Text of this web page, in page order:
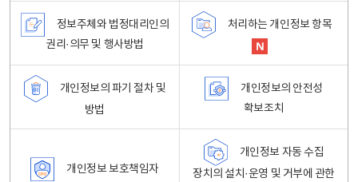
정보주체와 법정대리인의
권리·의무 및 행사방법
처리하는 개인정보 항목
개인정보의 파기 절차 및
방법
개인정보의 안전성
확보조치
개인정보 보호책임자
개인정보 자동 수집
장치의 설치·운영 및 거부에 관한